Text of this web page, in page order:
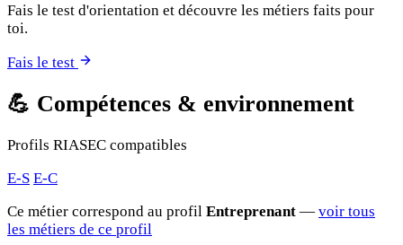
Fais le test d'orientation et découvre les métiers faits pour
toi.
Fais le test
💪 Compétences & environnement
Profils RIASEC compatibles
E-S E-C
Ce métier correspond au profil Entreprenant — voir tous
les métiers de ce profil